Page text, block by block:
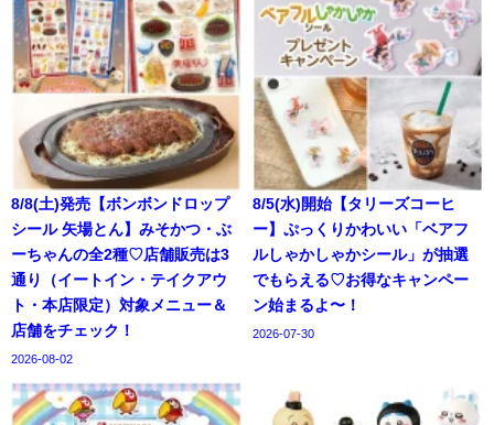
8/8(土)発売【ボンボンドロップ
シール 矢場とん】みそかつ・ぶ
ーちゃんの全2種♡店舗販売は3
通り（イートイン・テイクアウ
ト・本店限定）対象メニュー＆
店舗をチェック！
2026-08-02
8/5(水)開始【タリーズコーヒ
ー】ぷっくりかわいい「ベアフ
ルしゃかしゃかシール」が抽選
でもらえる♡お得なキャンペー
ン始まるよ〜！
2026-07-30